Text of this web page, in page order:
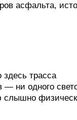
асфальта,
трасса
— ни одного
слышно